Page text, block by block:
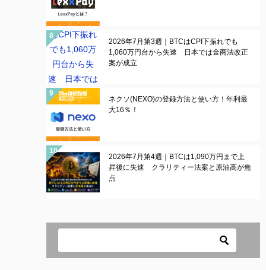
2026年7月第3週｜BTCはCPI下振れでも
1,060万円台から失速 日本では金商法改正
案が成立
ネクソ(NEXO)の登録方法と使い方！年利最
大16％！
2026年7月第4週｜BTCは1,090万円まで上
昇後に失速 クラリティー法案と原油高が焦
点